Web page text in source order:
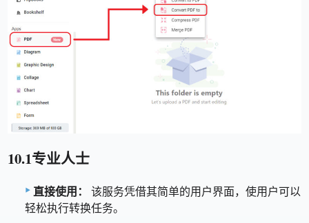
10.1专业人士
直接使用：
该服务凭借其简单的用户界面，使用户可以
轻松执行转换任务。